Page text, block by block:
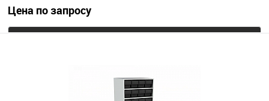
Цена по запросу